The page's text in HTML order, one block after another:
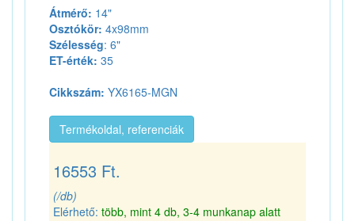
Átmérő: 14"
Osztókör: 4x98mm
Szélesség: 6"
ET-érték: 35
Cikkszám: YX6165-MGN
Termékoldal, referenciák
16553 Ft.
(/db)
Elérhető: több, mint 4 db, 3-4 munkanap alatt